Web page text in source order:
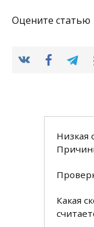
Оцените статью
Низкая
Какая